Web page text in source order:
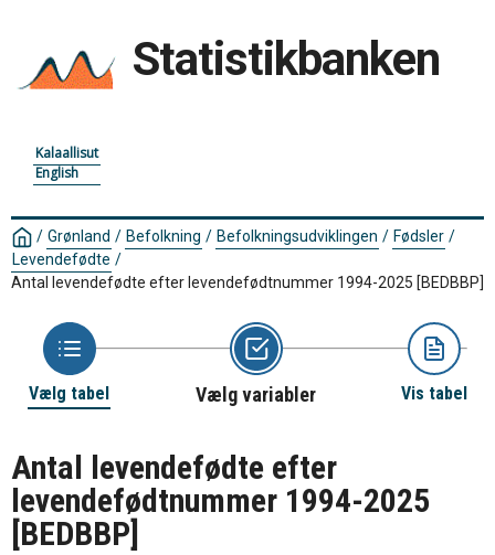
Statistikbanken
Kalaallisut
English
/ Grønland / Befolkning / Befolkningsudviklingen / Fødsler /
Levendefødte /
Antal levendefødte efter levendefødtnummer 1994-2025 [BEDBBP]
Vælg tabel Vælg variabler Vis tabel
Antal levendefødte efter
levendefødtnummer 1994-2025
[BEDBBP]